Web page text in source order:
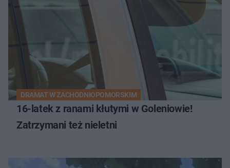
DRAMAT W ZACHODNIOPOMORSKIM
16-latek z ranami kłutymi w Goleniowie!
Zatrzymani też nieletni